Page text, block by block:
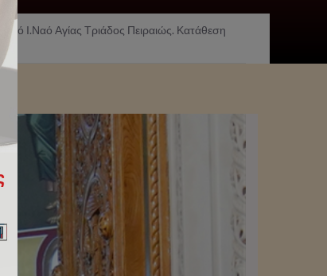
Ι.Ναό Αγίας Τριάδος Πειραιώς. Κατάθεση